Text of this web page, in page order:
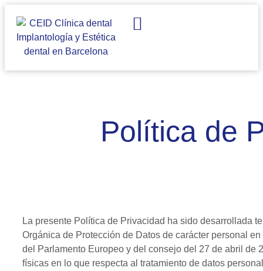
Política de
La presente Política de Privacidad ha sido desarrollada
Orgánica de Protección de Datos de carácter personal
del Parlamento Europeo y del consejo del 27 de abril de
físicas en lo que respecta al tratamiento de datos